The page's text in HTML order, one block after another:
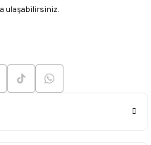
ulaşabilirsiniz.